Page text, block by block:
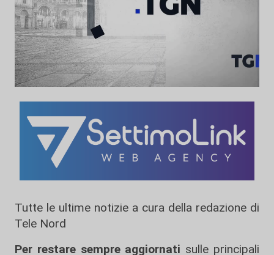
Tutte le ultime notizie a cura della redazione di
Tele Nord
Per restare sempre aggiornati sulle principali